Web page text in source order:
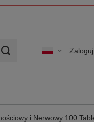
i Nerwowy 100